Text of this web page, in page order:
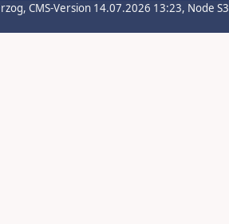
, CMS-Version 14.07.2026 13:23, Node S3